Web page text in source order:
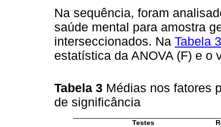
Na sequência, foram
saúde mental para amostra
interseccionados. Na Tabela 3
estatística da ANOVA (F) e
Tabela 3 Médias nos fatores
de significância
Testes